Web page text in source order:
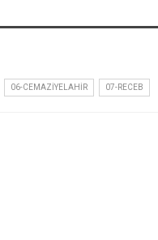
06-CEMAZIYELAHIR 07-RECEB